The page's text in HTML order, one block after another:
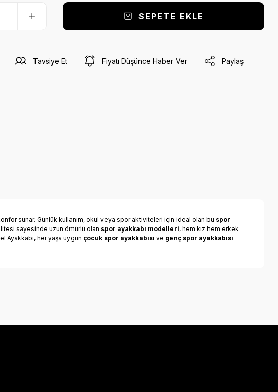
SEPETE EKLE
Tavsiye Et Fiyatı Düşünce Haber Ver Paylaş
sunar. Günlük kullanım, okul veya spor aktiviteleri için ideal olan bu spor
sayesinde uzun ömürlü olan spor ayakkabı modelleri, hem kız hem erkek
Ayakkabı, her yaşa uygun çocuk spor ayakkabısı ve genç spor ayakkabısı